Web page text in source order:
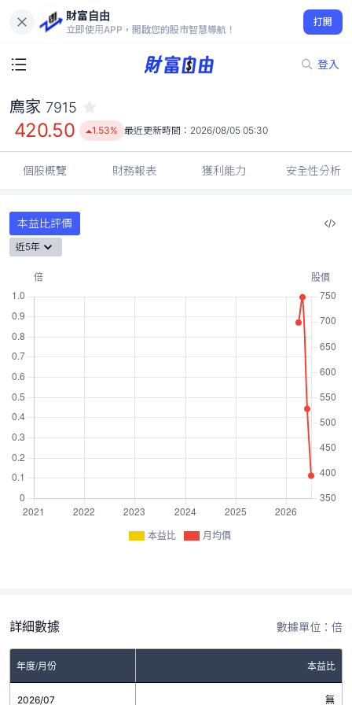
財富自由
立即使用APP，開啟您的股市智慧導航！
打開
登入
420.50
1.53%
廌家 7915
420.50 1.53% 最近更新時間： 2026/08/05 05:30
個股概覽 財務報表 獲利能力 安全性分析
本益比評價
近5年
本益比 月均價
詳細數據 數據單位：倍
年度/月份 本益比
2026/07 無